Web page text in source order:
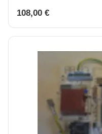
108,00 €